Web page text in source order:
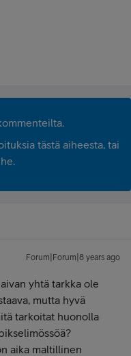
tästä aiheesta, tai
Forum|Forum|8 years ago
yhtä tarkka ole
mutta hyvä
tarkoitat huonolla
aika maltillinen